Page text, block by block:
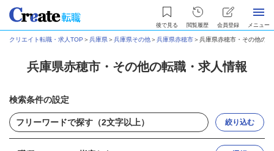
後で見る 閲覧履歴 会員登録 メニュー
クリエイト転職・求人TOP ＞兵庫県＞兵庫県その他＞兵庫県赤穂市＞兵庫県赤穂市・その他の
兵庫県赤穂市・その他の転職・求人情報
検索条件の設定
絞り込む